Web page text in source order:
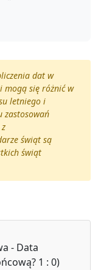
dat w
mogą się różnić w
letniego i
zastosowań
świąt są
świąt
- Data
1 : 0)